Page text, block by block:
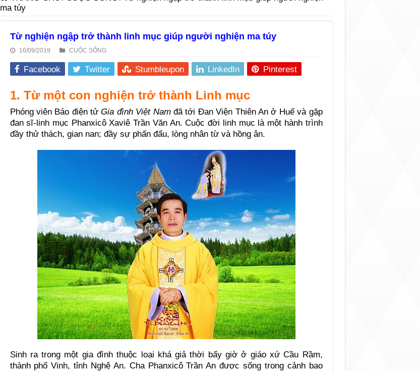
ma túy
Từ nghiện ngập trở thành linh mục giúp người nghiện ma túy
16/09/2019 CUỘC SỐNG
Facebook Twitter Stumbleupon LinkedIn Pinterest
1. Từ một con nghiện trở thành Linh mục
Phóng viên Báo điện tửGia đình Việt Namđã tới Đan Viện Thiên An ở Huế và gặp
đan sĩ-linh mục Phanxicô Xaviê Trần Văn An. Cuộc đời linh mục là một hành trình
đầy thử thách, gian nan; đầy sự phấn đấu, lòng nhân từ và hồng ân.
Sinh ra trong một gia đình thuộc loại khá giả thời bấy giờ ở giáo xứ Cầu Rầm,
thành phố Vinh, tỉnh Nghệ An. Cha Phanxicô Trần An được sống trong cảnh bao